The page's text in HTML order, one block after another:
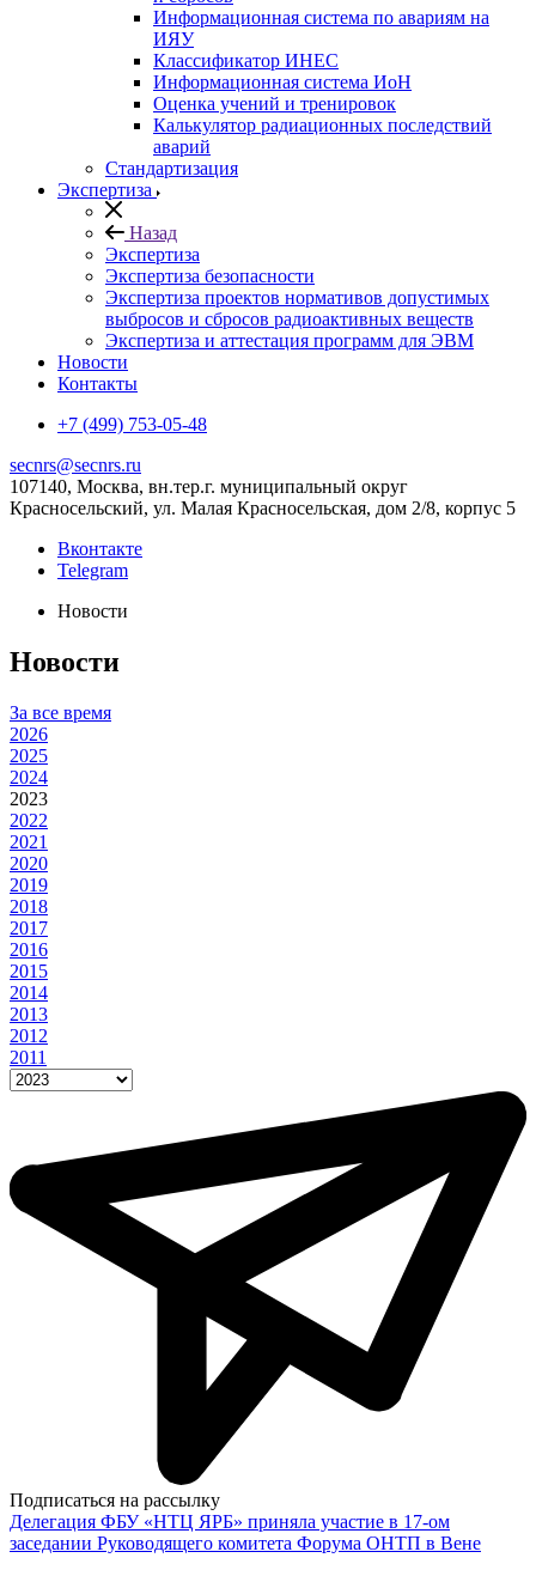
Информационная система по авариям на
ИЯУ
Классификатор ИНЕС
Информационная система ИоН
Оценка учений и тренировок
Калькулятор радиационных последствий
аварий
Стандартизация
Экспертиза
Назад
Экспертиза
Экспертиза безопасности
Экспертиза проектов нормативов допустимых
выбросов и сбросов радиоактивных веществ
Экспертиза и аттестация программ для ЭВМ
Новости
Контакты
+7 (499) 753-05-48
secnrs@secnrs.ru
107140, Москва, вн.тер.г. муниципальный округ
Красносельский, ул. Малая Красносельская, дом 2/8, корпус 5
Вконтакте
Telegram
Новости
Новости
За все время
2026
2025
2024
2023
2022
2021
2020
2019
2018
2017
2016
2015
2014
2013
2012
2011
Подписаться на рассылку
Делегация ФБУ «НТЦ ЯРБ» приняла участие в 17-ом
заседании Руководящего комитета Форума ОНТП в Вене